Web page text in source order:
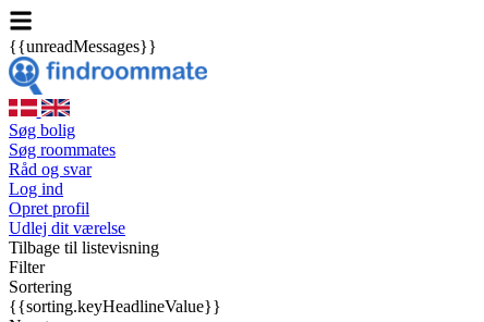
{{unreadMessages}}
Søg bolig
Søg roommates
Råd og svar
Log ind
Opret profil
Udlej dit værelse
Tilbage til listevisning
Filter
Sortering
{{sorting.keyHeadlineValue}}